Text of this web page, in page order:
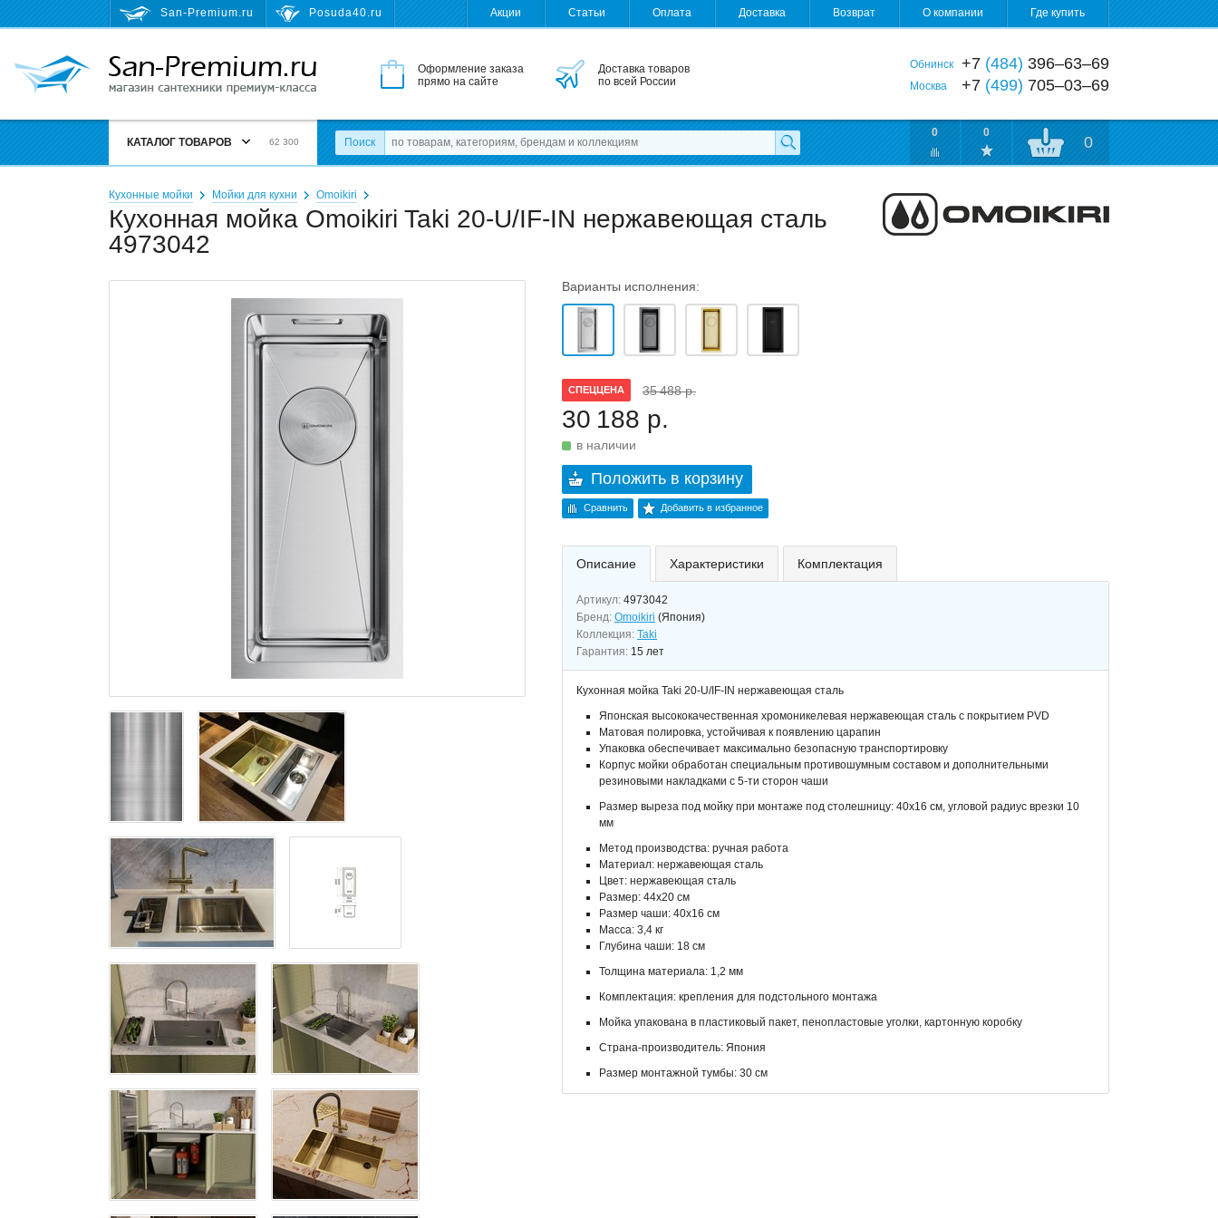
San-Premium.ru Posuda40.ru Акции Статьи Оплата Доставка Возврат О компании Где купить
Оформление заказа
прямо на сайте
Доставка товаров
по всей России
Обнинск +7 (484) 396‒63‒69
Москва +7 (499) 705‒03‒69
КАТАЛОГ ТОВАРОВ 62 300 Поиск
0 0
0
Кухонные мойки Мойки для кухни Omoikiri
Кухонная мойка Omoikiri Taki 20-U/IF-IN нержавеющая сталь
4973042
Варианты исполнения:
СПЕЦЦЕНА 35 488 р.
30 188 р.
в наличии
Положить в корзину
Сравнить Добавить в избранное
Описание Характеристики Комплектация
Артикул: 4973042
Бренд: Omoikiri (Япония)
Коллекция: Taki
Гарантия: 15 лет
Кухонная мойка Taki 20-U/IF-IN нержавеющая сталь
Японская высококачественная хромоникелевая нержавеющая сталь с покрытием PVD
Матовая полировка, устойчивая к появлению царапин
Упаковка обеспечивает максимально безопасную транспортировку
Корпус мойки обработан специальным противошумным составом и дополнительными
резиновыми накладками с 5-ти сторон чаши
Размер выреза под мойку при монтаже под столешницу: 40х16 см, угловой радиус врезки 10
мм
Метод производства: ручная работа
Материал: нержавеющая сталь
Цвет: нержавеющая сталь
Размер: 44х20 см
Размер чаши: 40х16 см
Масса: 3,4 кг
Глубина чаши: 18 см
Толщина материала: 1,2 мм
Комплектация: крепления для подстольного монтажа
Мойка упакована в пластиковый пакет, пенопластовые уголки, картонную коробку
Страна-производитель: Япония
Размер монтажной тумбы: 30 см